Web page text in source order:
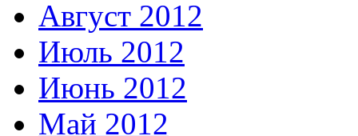
Август 2012
Июль 2012
Июнь 2012
Май 2012